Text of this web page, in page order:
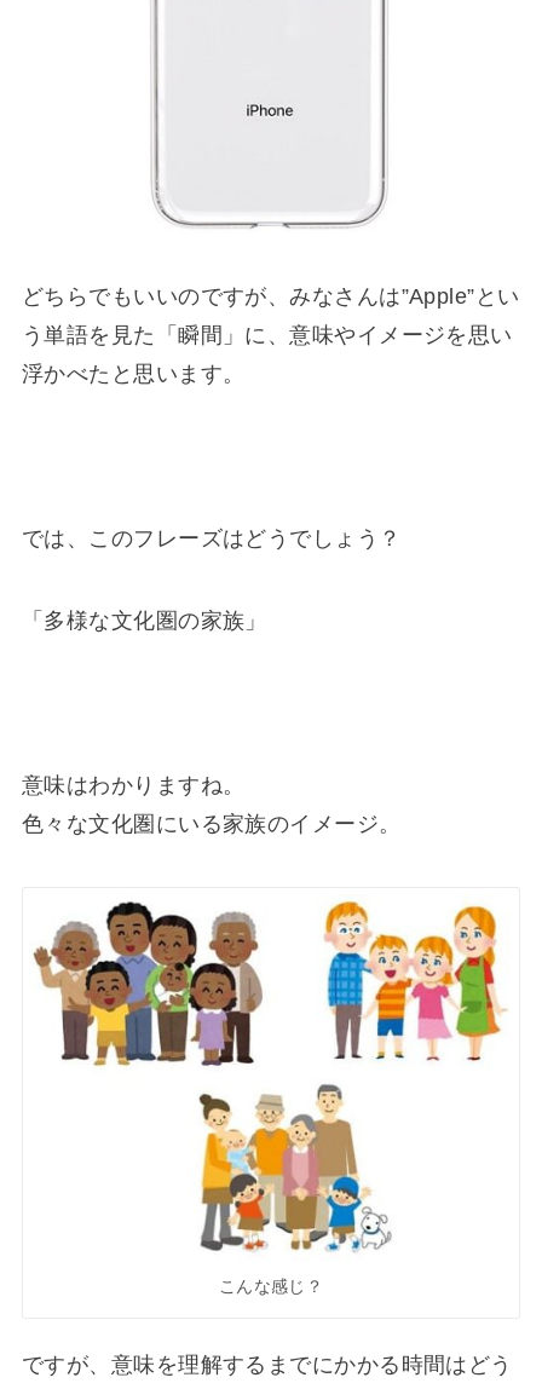
どちらでもいいのですが、みなさんは”Apple”とい
う単語を見た「瞬間」に、意味やイメージを思い
浮かべたと思います。
では、このフレーズはどうでしょう？
「多様な文化圏の家族」
意味はわかりますね。
色々な文化圏にいる家族のイメージ。
こんな感じ？
ですが、意味を理解するまでにかかる時間はどう